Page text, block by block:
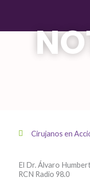
Cirujanos en
El Dr. Álvaro
RCN Radio 98.0